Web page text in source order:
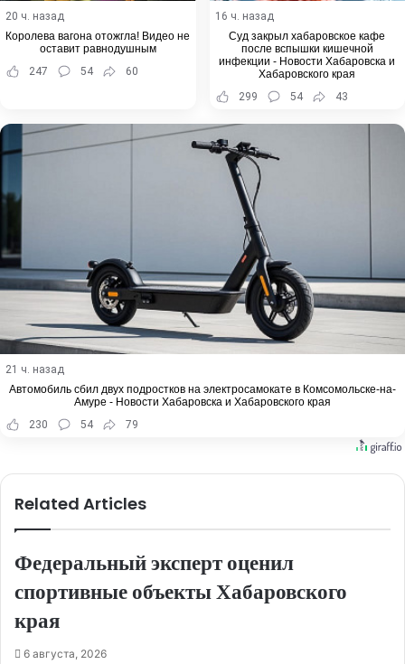
20 ч. назад
Королева вагона отожгла! Видео не
оставит равнодушным
247
54 60
16 ч. назад
Суд закрыл хабаровское кафе
после вспышки кишечной
инфекции - Новости Хабаровска и
Хабаровского края
299
54 43
21 ч. назад
Автомобиль сбил двух подростков на электросамокате в Комсомольске-на-
Амуре - Новости Хабаровска и Хабаровского края
230
54 79
Related Articles
Федеральный эксперт оценил
спортивные объекты Хабаровского
края
6 августа, 2026